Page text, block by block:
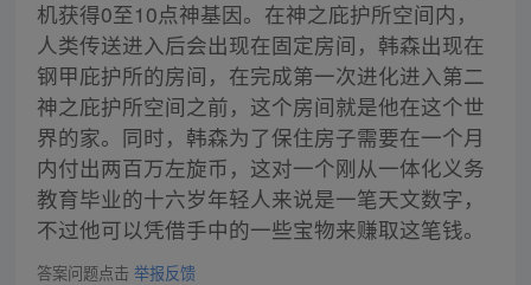
机获得0至10点神基因。在神之庇护所空间内，
人类传送进入后会出现在固定房间，韩森出现在
钢甲庇护所的房间，在完成第一次进化进入第二
神之庇护所空间之前，这个房间就是他在这个世
界的家。同时，韩森为了保住房子需要在一个月
内付出两百万左旋币，这对一个刚从一体化义务
教育毕业的十六岁年轻人来说是一笔天文数字，
不过他可以凭借手中的一些宝物来赚取这笔钱。
答案问题点击 举报反馈